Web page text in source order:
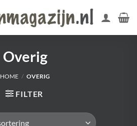
Overig
HOME / OVERIG
FILTER